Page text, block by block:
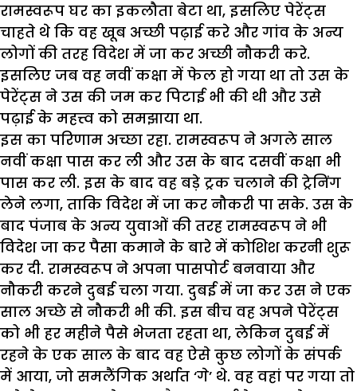
रामस्वरूप घर का इकलौता बेटा था, इसलिए पेरेंट्स
चाहते थे कि वह खूब अच्छी पढ़ाई करे और गांव के अन्य
लोगों की तरह विदेश में जा कर अच्छी नौकरी करे.
इसलिए जब वह नवीं कक्षा में फेल हो गया था तो उस के
पेरेंट्स ने उस की जम कर पिटाई भी की थी और उसे
पढ़ाई के महत्त्व को समझाया था.
इस का परिणाम अच्छा रहा. रामस्वरूप ने अगले साल
नवीं कक्षा पास कर ली और उस के बाद दसवीं कक्षा भी
पास कर ली. इस के बाद वह बड़े ट्रक चलाने की ट्रेनिंग
लेने लगा, ताकि विदेश में जा कर नौकरी पा सके. उस के
बाद पंजाब के अन्य युवाओं की तरह रामस्वरूप ने भी
विदेश जा कर पैसा कमाने के बारे में कोशिश करनी शुरू
कर दी. रामस्वरूप ने अपना पासपोर्ट बनवाया और
नौकरी करने दुबई चला गया. दुबई में जा कर उस ने एक
साल अच्छे से नौकरी भी की. इस बीच वह अपने पेरेंट्स
को भी हर महीने पैसे भेजता रहता था, लेकिन दुबई में
रहने के एक साल के बाद वह ऐसे कुछ लोगों के संपर्क
में आया, जो समलैंगिक अर्थात ‘गे’ थे. वह वहां पर गया तो